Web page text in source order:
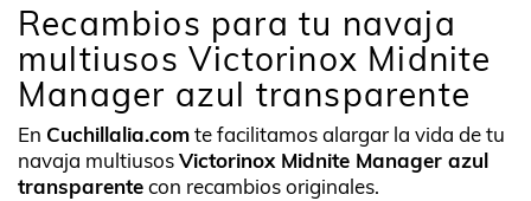
Recambios para tu navaja
multiusos Victorinox Midnite
Manager azul transparente
En Cuchillalia.comte facilitamos alargar la vida de tu
navaja multiusosVictorinox Midnite Manager azul
transparentecon recambios originales.